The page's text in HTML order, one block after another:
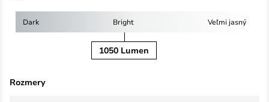
Dark Bright Veľmi jasný
1050 Lumen
Rozmery